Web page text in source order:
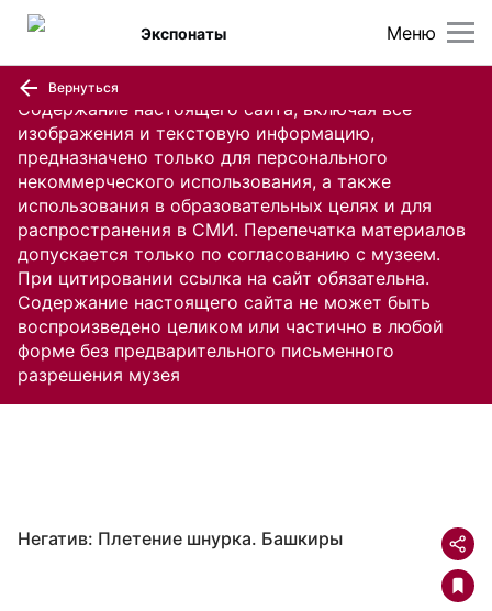
Содержание настоящего сайта, включая все
изображения и текстовую информацию,
предназначено только для персонального
некоммерческого использования, а также
использования в образовательных целях и для
распространения в СМИ. Перепечатка материалов
допускается только по согласованию с музеем.
При цитировании ссылка на сайт обязательна.
Содержание настоящего сайта не может быть
воспроизведено целиком или частично в любой
форме без предварительного письменного
разрешения музея
Меню
Экспонаты
Вернуться
Негатив: Плетение шнурка. Башкиры